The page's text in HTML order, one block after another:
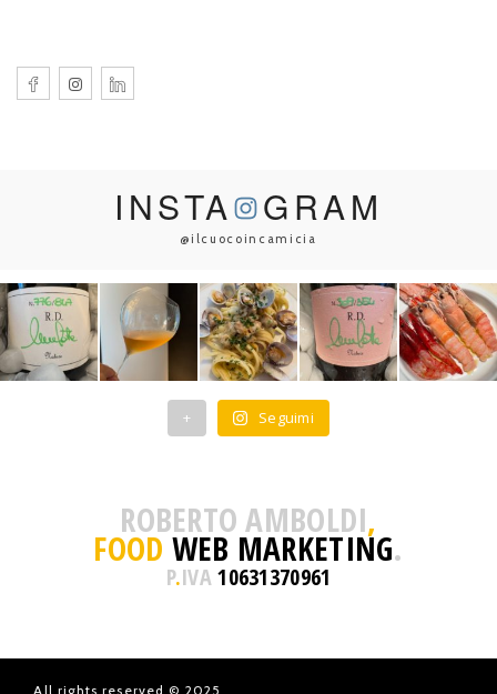
INSTA GRAM
@ilcuocoincamicia
+ Seguimi
ROBERTO AMBOLDI,
FOOD WEB MARKETING.
P.IVA10631370961
All rights reserved © 2025